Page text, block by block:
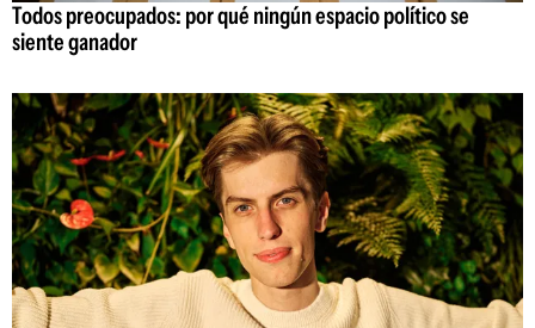
Todos preocupados: por qué ningún espacio político se
siente ganador